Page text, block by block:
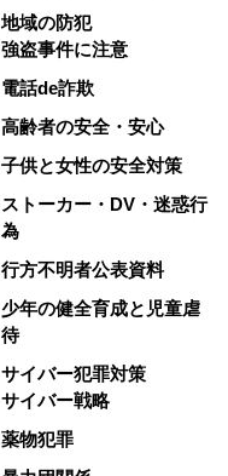
地域の防犯
強盗事件に注意
電話de詐欺
高齢者の安全・安心
子供と女性の安全対策
ストーカー・DV・迷惑行
為
行方不明者公表資料
少年の健全育成と児童虐
待
サイバー犯罪対策
サイバー戦略
薬物犯罪